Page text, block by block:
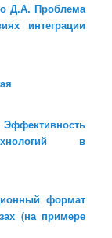
Д.А. Проблема
интеграции
в
формат
(на примере